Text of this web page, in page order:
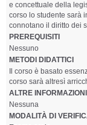
e concettuale della
corso lo studente sarà
connotano il diritto dei
PREREQUISITI
Nessuno
METODI DIDATTICI
Il corso è basato
corso sarà altresì
ALTRE INFORMAZIONI
Nessuna
MODALITÀ DI